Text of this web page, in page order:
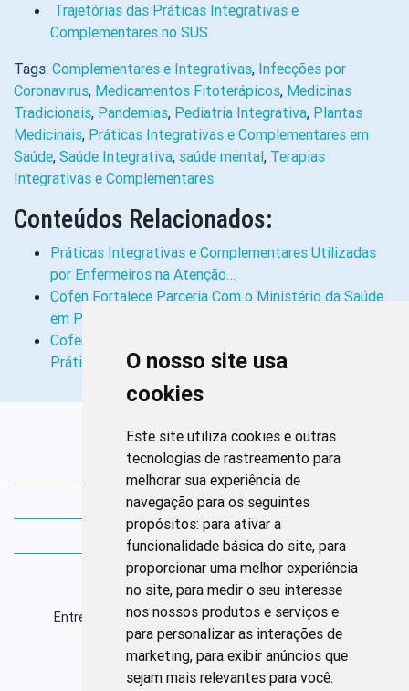
O nosso site usa
cookies
Este site utiliza cookies e outras
tecnologias de rastreamento para
melhorar sua experiência de
navegação para os seguintes
propósitos: para ativar a
funcionalidade básica do site, para
proporcionar uma melhor experiência
no site, para medir o seu interesse
nos nossos produtos e serviços e
para personalizar as interações de
marketing, para exibir anúncios que
sejam mais relevantes para você.
Trajetórias das Práticas Integrativas e
Complementares no SUS
Tags: Complementares e Integrativas, Infecções por
Coronavirus, Medicamentos Fitoterápicos, Medicinas
Tradicionais, Pandemias, Pediatria Integrativa, Plantas
Medicinais, Práticas Integrativas e Complementares em
Saúde, Saúde Integrativa, saúde mental, Terapias
Integrativas e Complementares
Conteúdos Relacionados:
Práticas Integrativas e Complementares Utilizadas
por Enfermeiros na Atenção…
Cofen Fortalece Parceria Com o Ministério da Saúde
em Práticas Integrativas e…
Cofen Normatiza Atuação da Enfermagem nas
Práticas Integrativas e Complementares
Links Rápidos
Bibliotecas Corens
Bases da Saúde
Bases de conhecimento
Endereço
Entrequadra Sul 208/209, Asa Sul, CEP: 70390-100
Horário de Funcionamento